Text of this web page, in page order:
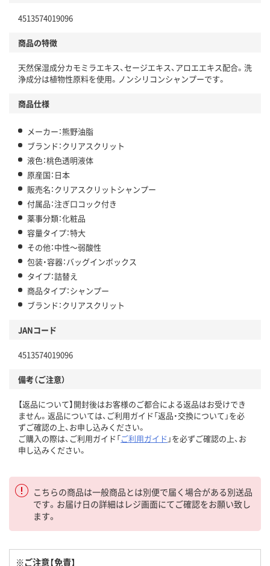
4513574019096
商品の特徴
天然保湿成分カモミラエキス、セージエキス、アロエエキス配合。洗
浄成分は植物性原料を使用。ノンシリコンシャンプーです。
商品仕様
メーカー：熊野油脂
ブランド：クリアスクリット
液色：桃色透明液体
原産国：日本
販売名：クリアスクリットシャンプー
付属品：注ぎ口コック付き
薬事分類：化粧品
容量タイプ：特大
その他：中性～弱酸性
包装・容器：バッグインボックス
タイプ：詰替え
商品タイプ：シャンプー
ブランド：クリアスクリット
JANコード
4513574019096
備考（ご注意）
【返品について】開封後はお客様のご都合による返品はお受けでき
ません。返品については、ご利用ガイド「返品・交換について」を必
ずご確認の上、お申し込みください。
ご購入の際は、ご利用ガイド「ご利用ガイド 」を必ずご確認の上、お
申し込みください。
こちらの商品は一般商品とは別便で届く場合がある別送品
です。お届け日の詳細はレジ画面にてご確認をお願い致し
ます。
※ご注意【免責】